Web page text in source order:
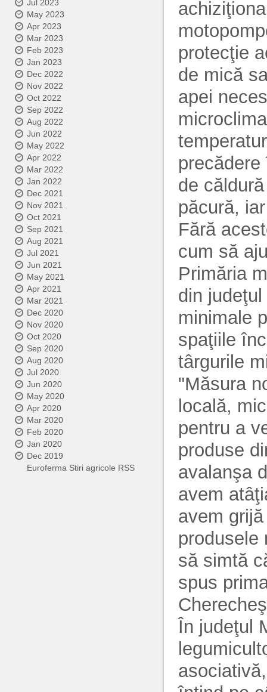
Jul 2023
May 2023
Apr 2023
Mar 2023
Feb 2023
Jan 2023
Dec 2022
Nov 2022
Oct 2022
Sep 2022
Aug 2022
Jun 2022
May 2022
Apr 2022
Mar 2022
Jan 2022
Dec 2021
Nov 2021
Oct 2021
Sep 2021
Aug 2021
Jul 2021
Jun 2021
May 2021
Apr 2021
Mar 2021
Dec 2020
Nov 2020
Oct 2020
Sep 2020
Aug 2020
Jul 2020
Jun 2020
May 2020
Apr 2020
Mar 2020
Feb 2020
Jan 2020
Dec 2019
Euroferma Stiri agricole RSS
protecţie
de mică
apei
de
păcură,
Fără
cum să
Primăria
din
minimale
spaţiile
târgurile
"Măsura
locală,
pentru a
produse
avalanşa
avem
avem
produsele
să simtă
spus
În judeţul